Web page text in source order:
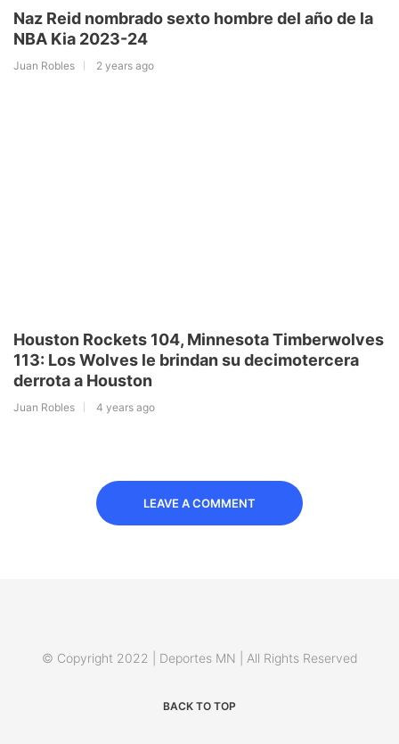
Naz Reid nombrado sexto hombre del año de la
NBA Kia 2023-24
Juan Robles 2 years ago
Houston Rockets 104, Minnesota Timberwolves
113: Los Wolves le brindan su decimotercera
derrota a Houston
Juan Robles 4 years ago
LEAVE A COMMENT
© Copyright 2022 | Deportes MN | All Rights Reserved
BACK TO TOP